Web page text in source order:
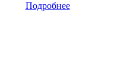
Подробнее